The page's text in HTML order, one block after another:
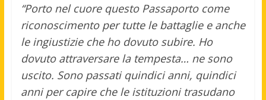
“Porto nel cuore questo Passaporto come
riconoscimento per tutte le battaglie e anche
le ingiustizie che ho dovuto subire. Ho
dovuto attraversare la tempesta… ne sono
uscito. Sono passati quindici anni, quindici
anni per capire che le istituzioni trasudano